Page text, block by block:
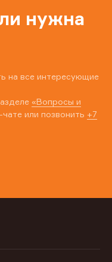
нужна
на все интересующие
«Вопросы и
или позвонить +7